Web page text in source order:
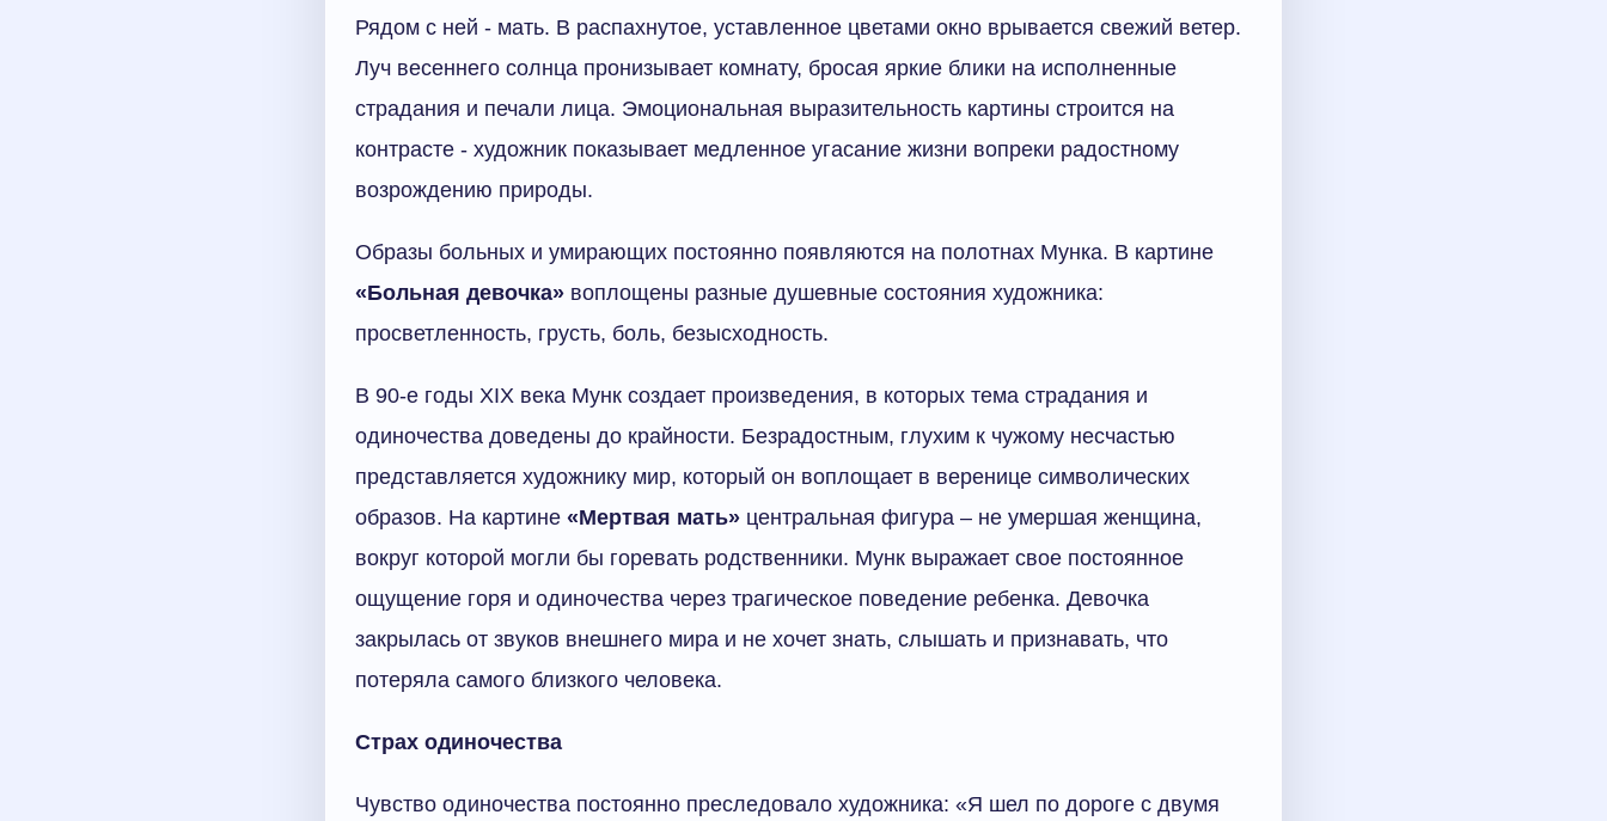
Рядом с ней - мать. В распахнутое, уставленное цветами окно врывается свежий ветер.
Луч весеннего солнца пронизывает комнату, бросая яркие блики на исполненные
страдания и печали лица. Эмоциональная выразительность картины строится на
контрасте - художник показывает медленное угасание жизни вопреки радостному
возрождению природы.
Образы больных и умирающих постоянно появляются на полотнах Мунка. В картине
«Больная девочка» воплощены разные душевные состояния художника:
просветленность, грусть, боль, безысходность.
В 90-е годы XIX века Мунк создает произведения, в которых тема страдания и
одиночества доведены до крайности. Безрадостным, глухим к чужому несчастью
представляется художнику мир, который он воплощает в веренице символических
образов. На картине «Мертвая мать» центральная фигура – не умершая женщина,
вокруг которой могли бы горевать родственники. Мунк выражает свое постоянное
ощущение горя и одиночества через трагическое поведение ребенка. Девочка
закрылась от звуков внешнего мира и не хочет знать, слышать и признавать, что
потеряла самого близкого человека.
Страх одиночества
Чувство одиночества постоянно преследовало художника: «Я шел по дороге с двумя